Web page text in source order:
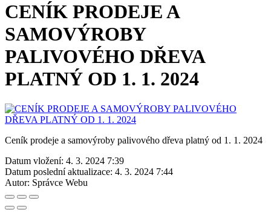
CENÍK PRODEJE A
SAMOVÝROBY
PALIVOVÉHO DŘEVA
PLATNÝ OD 1. 1. 2024
Ceník prodeje a samovýroby palivového dřeva platný od 1. 1. 2024
Datum vložení: 4. 3. 2024 7:39
Datum poslední aktualizace: 4. 3. 2024 7:44
Autor: Správce Webu